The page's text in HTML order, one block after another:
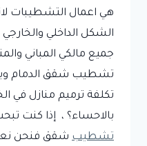
هي اعمال التشطيبات
الشكل الداخلي
جميع مالكي المباني
تشطيب شقق الدمام
تكلفة ترميم منازل في
بالاحساء؟ ، إذا كنت
تشطيب شقق فنحن